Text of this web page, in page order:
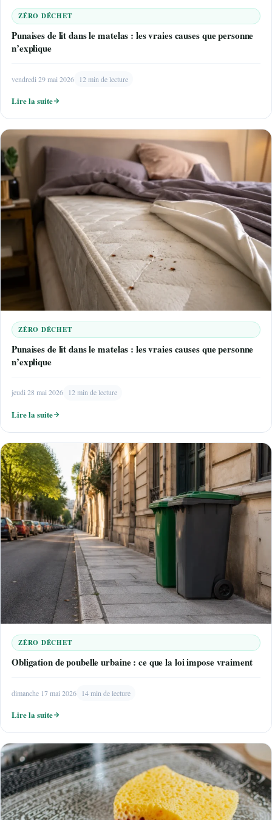
ZÉRO DÉCHET
Punaises de lit dans le matelas : les vraies causes que personne
n’explique
vendredi 29 mai 2026 12 min de lecture
Lire la suite
ZÉRO DÉCHET
Punaises de lit dans le matelas : les vraies causes que personne
n’explique
jeudi 28 mai 2026 12 min de lecture
Lire la suite
ZÉRO DÉCHET
Obligation de poubelle urbaine : ce que la loi impose vraiment
dimanche 17 mai 2026 14 min de lecture
Lire la suite